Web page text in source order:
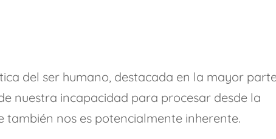
del ser humano, destacada en la mayor
nuestra incapacidad para procesar desde la
también nos es potencialmente inherente.